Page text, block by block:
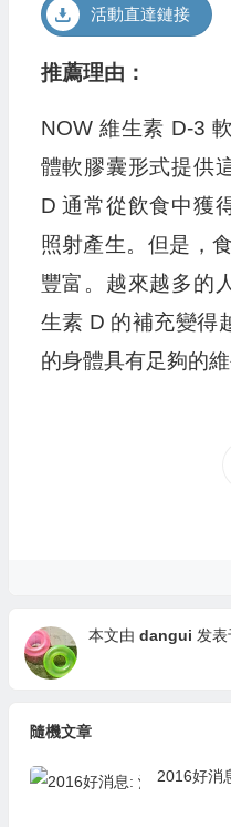
活動直達鏈接
推薦理由：
NOW 維生素 D-3
體軟膠囊形式提供
D 通常從飲食中獲
照射產生。但是，
豐富。越來越多的
生素 D 的補充變得
的身體具有足夠的維
本文由 dangui 发
隨機文章
2016好消